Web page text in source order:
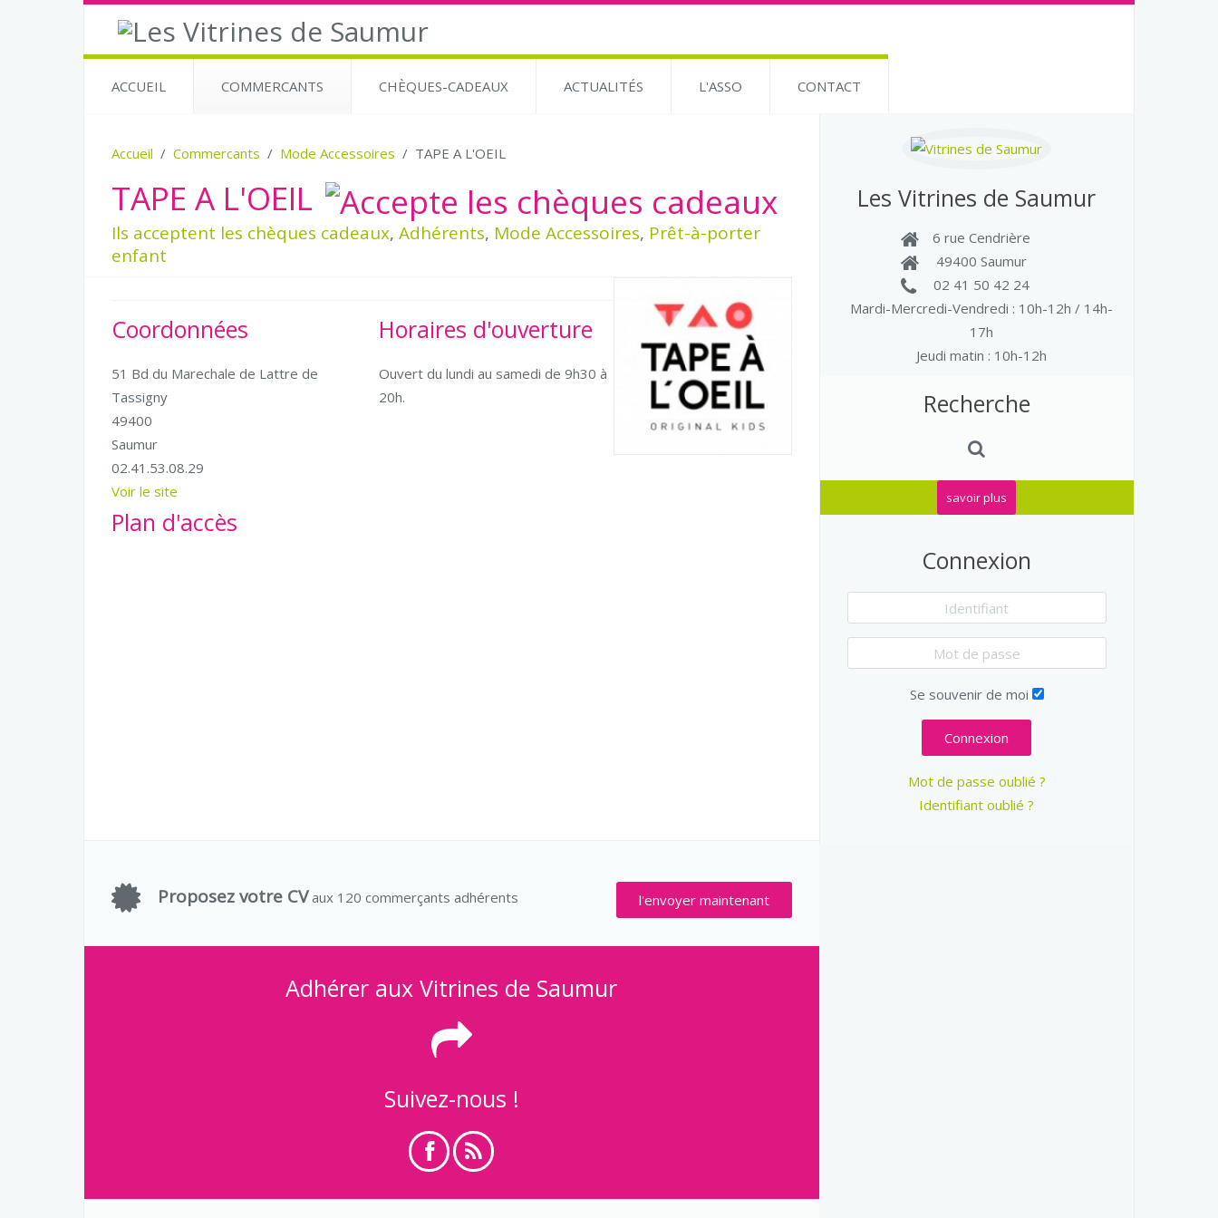
ACCUEIL COMMERCANTS CHÈQUES-CADEAUX ACTUALITÉS L'ASSO CONTACT
Accueil Commercants Mode Accessoires TAPE A L'OEIL
TAPE A L'OEIL
Ils acceptent les chèques cadeaux, Adhérents, Mode Accessoires, Prêt-à-porter
enfant
Coordonnées
51 Bd du Marechale de Lattre de
Tassigny
49400
Saumur
02.41.53.08.29
Voir le site
Horaires d'ouverture
Ouvert du lundi au samedi de 9h30 à
20h.
Plan d'accès
l'envoyer maintenant
Proposez votre CVaux 120 commerçants adhérents
Adhérer aux Vitrines de Saumur
Suivez-nous !
Les Vitrines de Saumur
6 rue Cendrière
49400 Saumur
02 41 50 42 24
Mardi-Mercredi-Vendredi : 10h-12h / 14h-
17h
Jeudi matin : 10h-12h
Recherche
savoir plus
Connexion
Se souvenir de moi
Connexion
Mot de passe oublié ?
Identifiant oublié ?